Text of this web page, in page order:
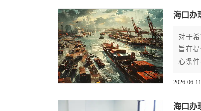
海口办
对于
旨在
心条
2026-06-
海口办